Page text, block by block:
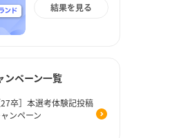
結果を見る
ンペーン一覧
27卒］本選考体験記投稿
ンペーン